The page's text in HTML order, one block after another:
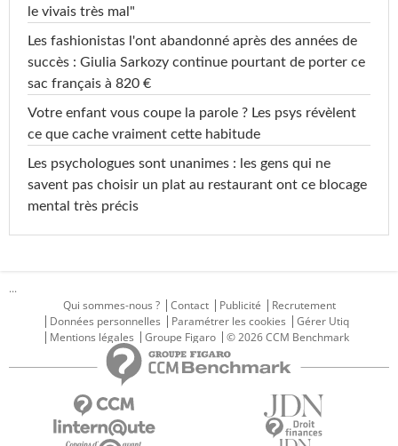
le vivais très mal"
Les fashionistas l'ont abandonné après des années de
succès : Giulia Sarkozy continue pourtant de porter ce
sac français à 820 €
Votre enfant vous coupe la parole ? Les psys révèlent
ce que cache vraiment cette habitude
Les psychologues sont unanimes : les gens qui ne
savent pas choisir un plat au restaurant ont ce blocage
mental très précis
...
Qui sommes-nous ?
Contact Publicité
Recrutement
Données personnelles
Paramétrer les cookies
Gérer Utiq
Mentions légales
Groupe Figaro © 2026 CCM Benchmark